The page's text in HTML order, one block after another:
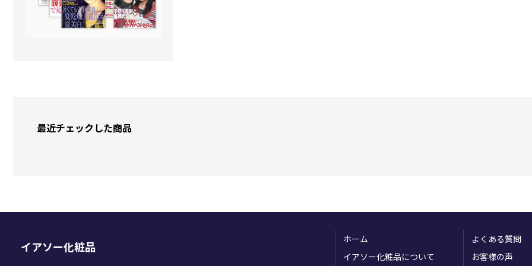
最近チェックした商品
イアソー化粧品
ホーム
イアソー化粧品について
よくある質問
お客様の声